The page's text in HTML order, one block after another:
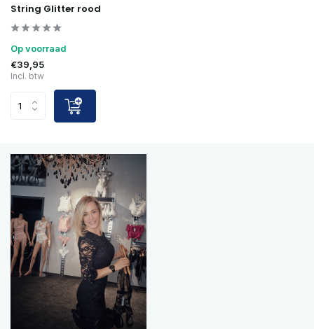
String Glitter rood
Op voorraad
€39,95
Incl. btw